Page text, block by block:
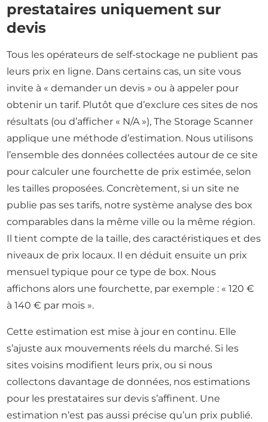
prestataires uniquement sur
devis
Tous les opérateurs de self-stockage ne publient pas
leurs prix en ligne. Dans certains cas, un site vous
invite à « demander un devis » ou à appeler pour
obtenir un tarif. Plutôt que d’exclure ces sites de nos
résultats (ou d’afficher « N/A »), The Storage Scanner
applique une méthode d’estimation. Nous utilisons
l’ensemble des données collectées autour de ce site
pour calculer une fourchette de prix estimée, selon
les tailles proposées. Concrètement, si un site ne
publie pas ses tarifs, notre système analyse des box
comparables dans la même ville ou la même région.
Il tient compte de la taille, des caractéristiques et des
niveaux de prix locaux. Il en déduit ensuite un prix
mensuel typique pour ce type de box. Nous
affichons alors une fourchette, par exemple : « 120 €
à 140 € par mois ».
Cette estimation est mise à jour en continu. Elle
s’ajuste aux mouvements réels du marché. Si les
sites voisins modifient leurs prix, ou si nous
collectons davantage de données, nos estimations
pour les prestataires sur devis s’affinent. Une
estimation n’est pas aussi précise qu’un prix publié.